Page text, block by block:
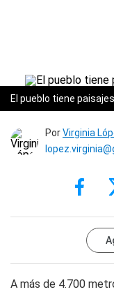
El pueblo tiene
PorVirginia
A más de 4.700